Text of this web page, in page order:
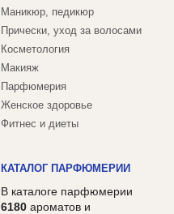
Маникюр, педикюр
Прически, уход за волосами
Косметология
Макияж
Парфюмерия
Женское здоровье
Фитнес и диеты
КАТАЛОГ ПАРФЮМЕРИИ
В каталоге парфюмерии
6180 ароматов и